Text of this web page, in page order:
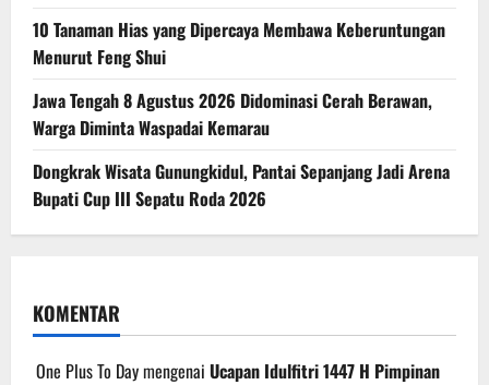
10 Tanaman Hias yang Dipercaya Membawa Keberuntungan
Menurut Feng Shui
Jawa Tengah 8 Agustus 2026 Didominasi Cerah Berawan,
Warga Diminta Waspadai Kemarau
Dongkrak Wisata Gunungkidul, Pantai Sepanjang Jadi Arena
Bupati Cup III Sepatu Roda 2026
KOMENTAR
One Plus To Daymengenai Ucapan Idulfitri 1447 H Pimpinan